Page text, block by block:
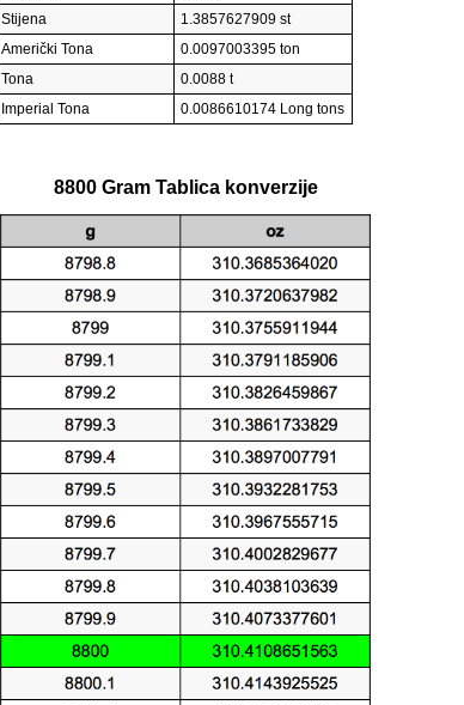
Stijena
1.3857627909 st
Američki Tona
0.0097003395 ton
Tona
0.0088 t
Imperial Tona
0.0086610174 Long tons
8800 Gram Tablica konverzije